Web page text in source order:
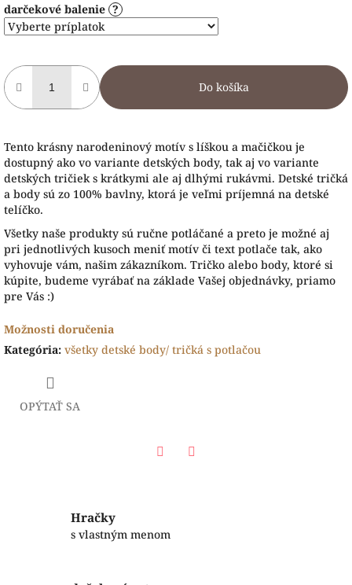
darčekové balenie ?
Do košíka
Tento krásny narodeninový motív s líškou a mačičkou je
dostupný ako vo variante detských body, tak aj vo variante
detských tričiek s krátkymi ale aj dlhými rukávmi. Detské tričká
a body sú zo 100% bavlny, ktorá je veľmi príjemná na detské
telíčko.
Všetky naše produkty sú ručne potláčané a preto je možné aj
pri jednotlivých kusoch meniť motív či text potlače tak, ako
vyhovuje vám, našim zákazníkom. Tričko alebo body, ktoré si
kúpite, budeme vyrábať na základe Vašej objednávky, priamo
pre Vás :)
Možnosti doručenia
Kategória: všetky detské body/ tričká s potlačou
OPÝTAŤ SA
Hračky
s vlastným menom